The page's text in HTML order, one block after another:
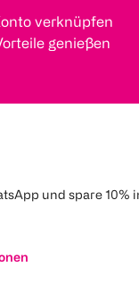
verknüpfen
genießen
und spare 10%